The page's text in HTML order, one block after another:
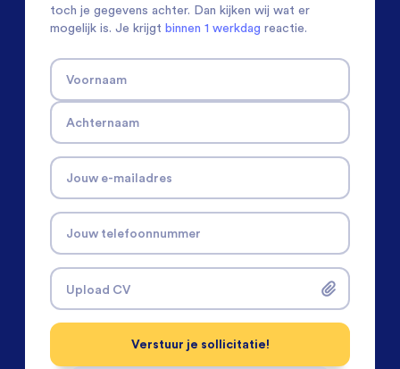
toch je gegevens achter. Dan kijken wij wat er
mogelijk is. Je krijgt binnen 1 werkdag reactie.
Voornaam
Achternaam
Jouw e-mailadres
Jouw telefoonnummer
Upload CV
Verstuur je sollicitatie!